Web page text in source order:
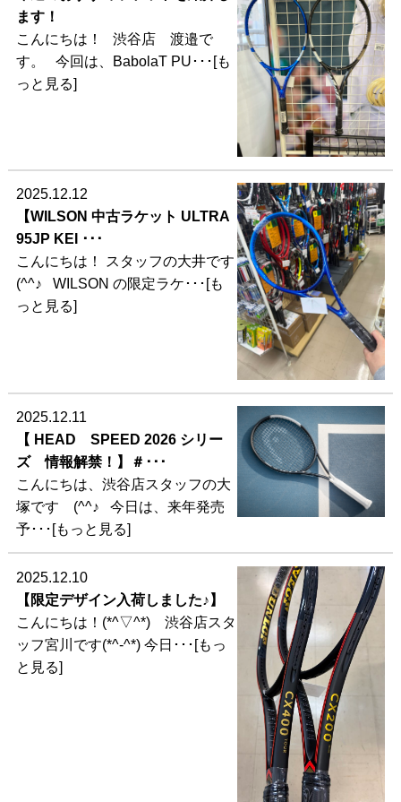
ます！
こんにちは！ 渋谷店 渡邉で
す。 今回は、BabolaT PU･･･[も
っと見る]
2025.12.12
【WILSON 中古ラケット ULTRA
95JP KEI ･･･
こんにちは！ スタッフの大井です
(^^♪ WILSON の限定ラケ･･･[も
っと見る]
2025.12.11
【 HEAD SPEED 2026 シリー
ズ 情報解禁！】＃･･･
こんにちは、渋谷店スタッフの大
塚です (^^♪ 今日は、来年発売
予･･･[もっと見る]
2025.12.10
【限定デザイン入荷しました♪】
こんにちは！(*^▽^*) 渋谷店スタ
ッフ宮川です(*^-^*) 今日･･･[もっ
と見る]